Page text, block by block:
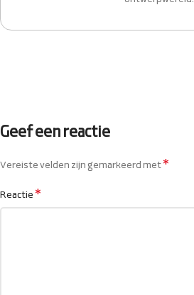
Geef een reactie
Vereiste velden zijn gemarkeerd met*
Reactie*